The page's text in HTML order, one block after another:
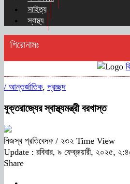
সাহিত্য
স্বাস্থ্য
শিরোনামঃ
/ আন্তর্জাতিক, প্রচ্ছদ
যুক্তরাজ্যের স্বাস্থ্যমন্ত্রী বরখাস্ত
নিজস্ব প্রতিবেদক / ২৩২ Time View
Update : রবিবার, ৯ ফেব্রুয়ারী, ২০২৫,
Share